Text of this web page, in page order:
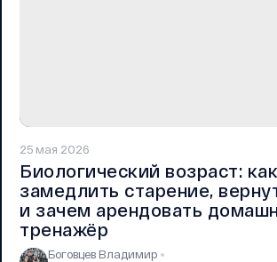
25 мая 2026
Биологический возраст: как
замедлить старение,
и зачем арендовать
тренажёр
Боговцев Владимир